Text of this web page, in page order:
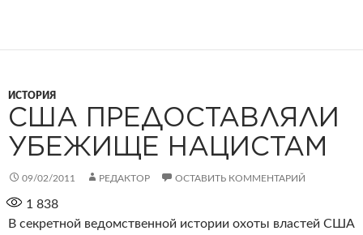
ИСТОРИЯ
США ПРЕДОСТАВЛЯЛИ
УБЕЖИЩЕ НАЦИСТАМ
09/02/2011 РЕДАКТОР ОСТАВИТЬ КОММЕНТАРИЙ
1 838
В секретной ведомственной истории охоты властей США